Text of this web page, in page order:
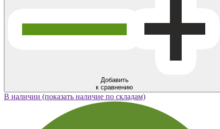
Добавить
к сравнению
В наличии (показать наличие по складам)